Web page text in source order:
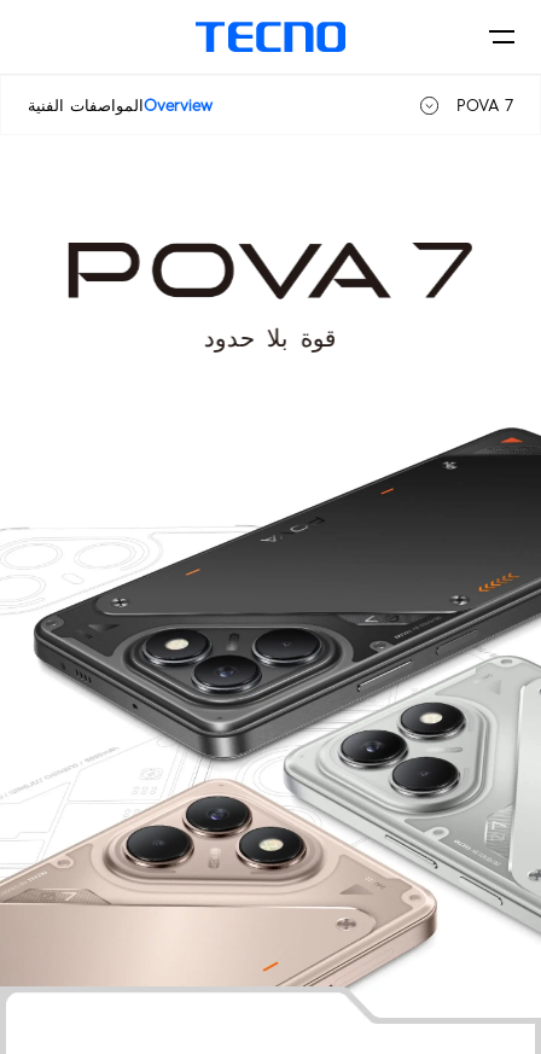
جميع النماذج مقارنة النماذج
MEGABOOK
المتاجر
POVA 7
Overviewالمواصفات الفنية
POVA 7 Ultra 5G
قوة بلا حدود